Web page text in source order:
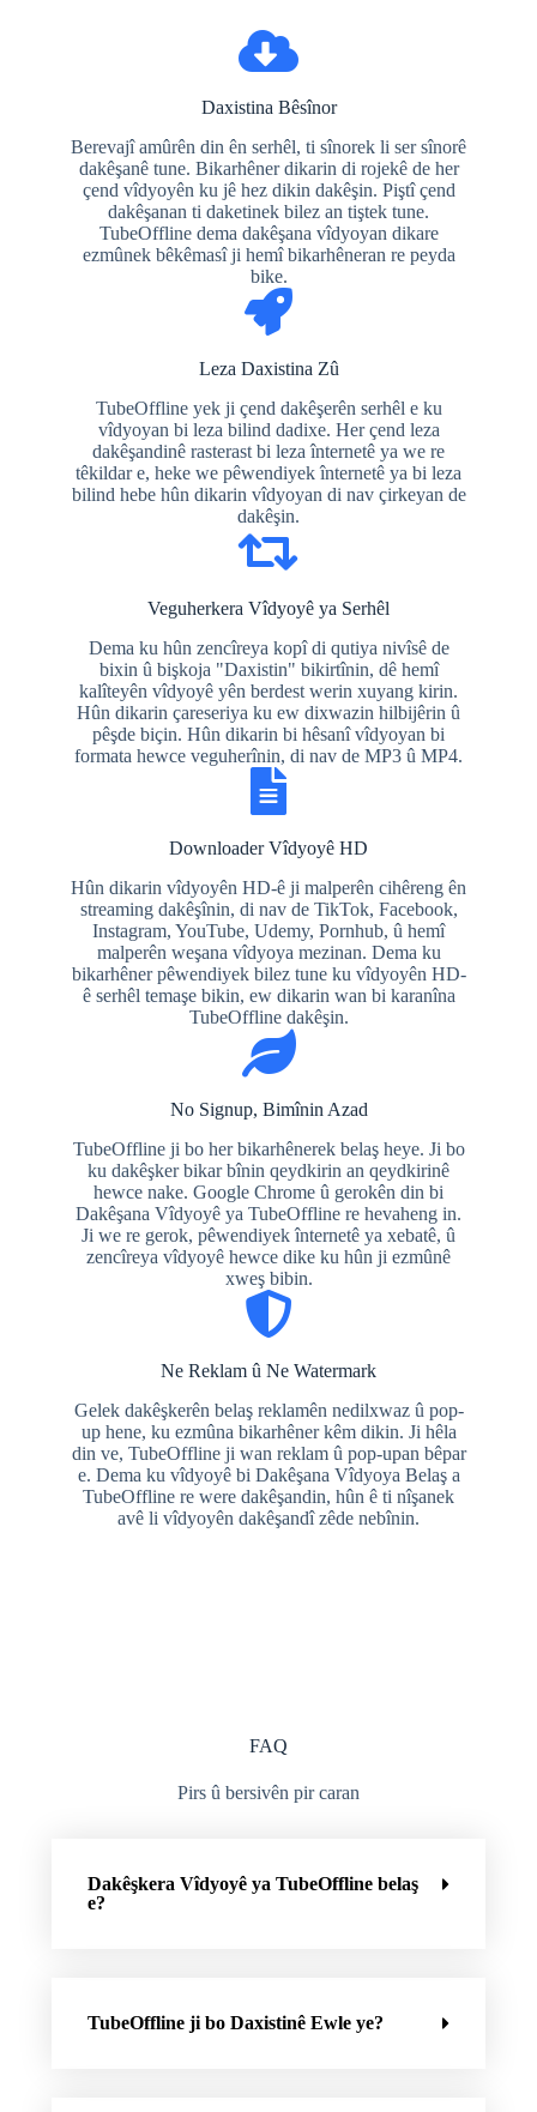
Daxistina Bêsînor
Berevajî amûrên din ên serhêl, ti sînorek li ser sînorê
dakêşanê tune. Bikarhêner dikarin di rojekê de her
çend vîdyoyên ku jê hez dikin dakêşin. Piştî çend
dakêşanan ti daketinek bilez an tiştek tune.
TubeOffline dema dakêşana vîdyoyan dikare
ezmûnek bêkêmasî ji hemî bikarhêneran re peyda
bike.
Leza Daxistina Zû
TubeOffline yek ji çend dakêşerên serhêl e ku
vîdyoyan bi leza bilind dadixe. Her çend leza
dakêşandinê rasterast bi leza înternetê ya we re
têkildar e, heke we pêwendiyek înternetê ya bi leza
bilind hebe hûn dikarin vîdyoyan di nav çirkeyan de
dakêşin.
Veguherkera Vîdyoyê ya Serhêl
Dema ku hûn zencîreya kopî di qutiya nivîsê de
bixin û bişkoja "Daxistin" bikirtînin, dê hemî
kalîteyên vîdyoyê yên berdest werin xuyang kirin.
Hûn dikarin çareseriya ku ew dixwazin hilbijêrin û
pêşde biçin. Hûn dikarin bi hêsanî vîdyoyan bi
formata hewce veguherînin, di nav de MP3 û MP4.
Downloader Vîdyoyê HD
Hûn dikarin vîdyoyên HD-ê ji malperên cihêreng ên
streaming dakêşînin, di nav de TikTok, Facebook,
Instagram, YouTube, Udemy, Pornhub, û hemî
malperên weşana vîdyoya mezinan. Dema ku
bikarhêner pêwendiyek bilez tune ku vîdyoyên HD-
ê serhêl temaşe bikin, ew dikarin wan bi karanîna
TubeOffline dakêşin.
No Signup, Bimînin Azad
TubeOffline ji bo her bikarhênerek belaş heye. Ji bo
ku dakêşker bikar bînin qeydkirin an qeydkirinê
hewce nake. Google Chrome û gerokên din bi
Dakêşana Vîdyoyê ya TubeOffline re hevaheng in.
Ji we re gerok, pêwendiyek înternetê ya xebatê, û
zencîreya vîdyoyê hewce dike ku hûn ji ezmûnê
xweş bibin.
Ne Reklam û Ne Watermark
Gelek dakêşkerên belaş reklamên nedilxwaz û pop-
up hene, ku ezmûna bikarhêner kêm dikin. Ji hêla
din ve, TubeOffline ji wan reklam û pop-upan bêpar
e. Dema ku vîdyoyê bi Dakêşana Vîdyoya Belaş a
TubeOffline re were dakêşandin, hûn ê ti nîşanek
avê li vîdyoyên dakêşandî zêde nebînin.
FAQ
Pirs û bersivên pir caran
Dakêşkera Vîdyoyê ya TubeOffline belaş
e?
TubeOffline ji bo Daxistinê Ewle ye?